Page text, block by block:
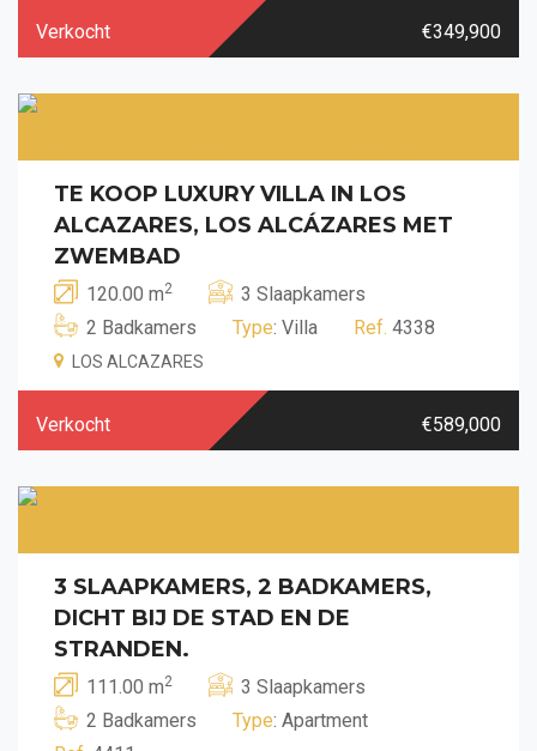
Verkocht €349,900
TE KOOP LUXURY VILLA IN LOS
ALCAZARES, LOS ALCÁZARES MET
ZWEMBAD
120.00 m2
3 Slaapkamers
2 Badkamers
Type: Villa Ref. 4338
LOS ALCAZARES
Verkocht €589,000
3 SLAAPKAMERS, 2 BADKAMERS,
DICHT BIJ DE STAD EN DE
STRANDEN.
111.00 m2
3 Slaapkamers
2 Badkamers
Type: Apartment